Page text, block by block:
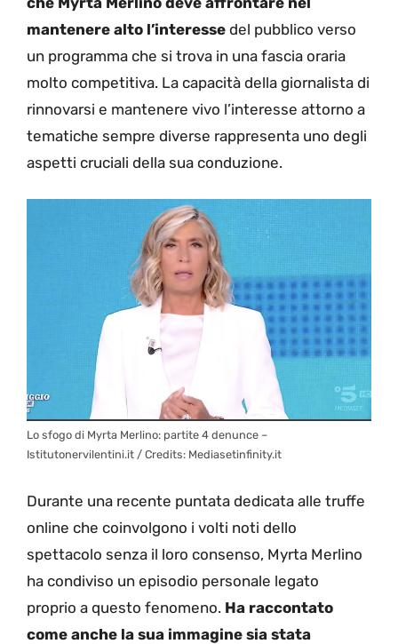
mantenere alto l’interesse del pubblico verso
un programma che si trova in una fascia oraria
molto competitiva. La capacità della giornalista di
rinnovarsi e mantenere vivo l’interesse attorno a
tematiche sempre diverse rappresenta uno degli
aspetti cruciali della sua conduzione.
Lo sfogo di Myrta Merlino: partite 4 denunce –
Istitutonervilentini.it / Credits: Mediasetinfinity.it
Durante una recente puntata dedicata alle truffe
online che coinvolgono i volti noti dello
spettacolo senza il loro consenso, Myrta Merlino
ha condiviso un episodio personale legato
proprio a questo fenomeno. Ha raccontato
come anche la sua immagine sia stata